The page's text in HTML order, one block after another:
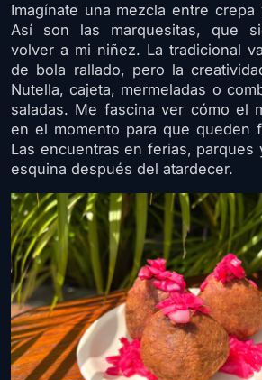
Imagínate una mezcla entre
Así son las marquesitas, que
volver a mi niñez. La tradicional
de bola rallado, pero la
Nutella, cajeta, mermeladas o
saladas. Me fascina ver cómo el
en el momento para que queden
Las encuentras en ferias, parques
esquina después del atardecer.